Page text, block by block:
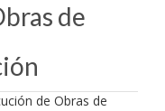
de